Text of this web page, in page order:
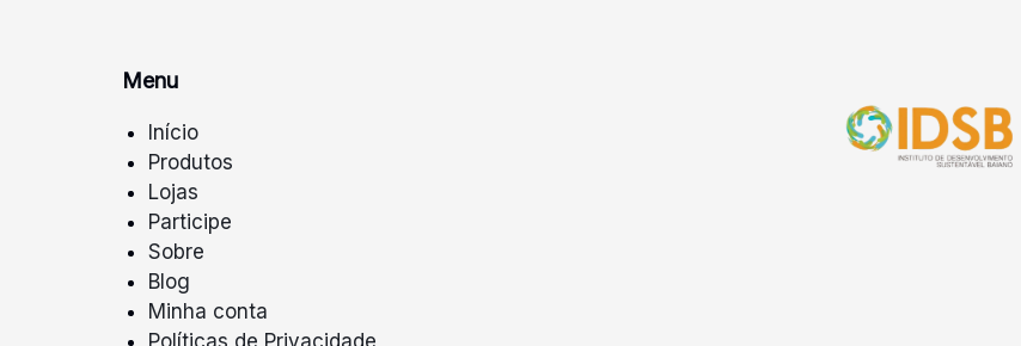
Menu
Início
Produtos
Lojas
Participe
Sobre
Blog
Minha conta
Políticas de Privacidade